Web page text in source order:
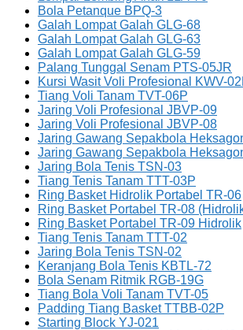
Bola Petanque BPQ-3
Galah Lompat Galah GLG-68
Galah Lompat Galah GLG-63
Galah Lompat Galah GLG-59
Palang Tunggal Senam PTS-05JR
Kursi Wasit Voli Profesional KWV-
Tiang Voli Tanam TVT-06P
Jaring Voli Profesional JBVP-09
Jaring Voli Profesional JBVP-08
Jaring Gawang Sepakbola
Jaring Gawang Sepakbola
Jaring Bola Tenis TSN-03
Tiang Tenis Tanam TTT-03P
Ring Basket Hidrolik Portabel TR-06
Ring Basket Portabel TR-08
Ring Basket Portabel TR-09 Hidrolik
Tiang Tenis Tanam TTT-02
Jaring Bola Tenis TSN-02
Keranjang Bola Tenis KBTL-72
Bola Senam Ritmik RGB-19G
Tiang Bola Voli Tanam TVT-05
Padding Tiang Basket TTBB-02P
Starting Block YJ-021